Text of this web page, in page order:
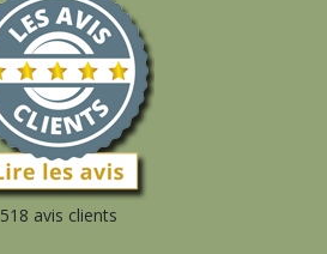
518 avis clients